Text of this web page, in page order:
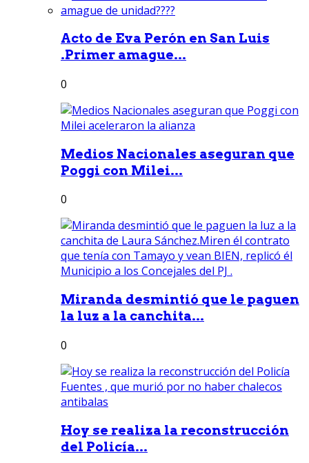
Acto de Eva Perón en San Luis
.Primer amague...
0
Medios Nacionales aseguran que
Poggi con Milei...
0
Miranda desmintió que le paguen
la luz a la canchita...
0
Hoy se realiza la reconstrucción
del Policía...